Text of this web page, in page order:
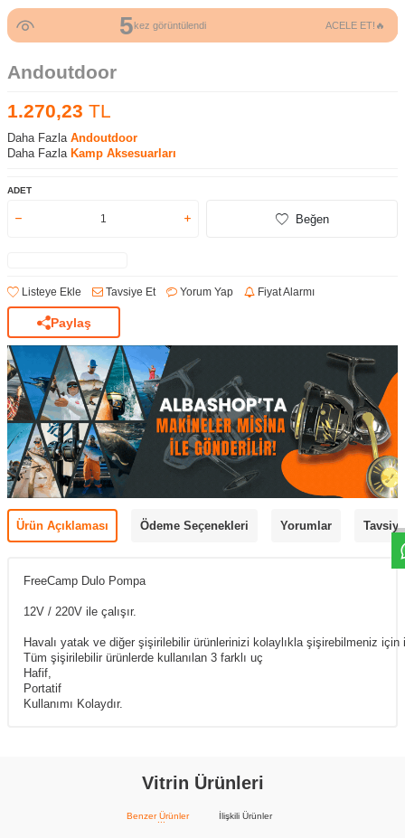
5kez görüntülendi ACELE ET!🔥
Andoutdoor
1.270,23 TL
Daha Fazla Andoutdoor
Daha Fazla Kamp Aksesuarları
ADET
Beğen
Listeye Ekle Tavsiye Et Yorum Yap Fiyat Alarmı
Paylaş
Ürün Açıklaması Ödeme Seçenekleri Yorumlar
FreeCamp Dulo Pompa
12V / 220V ile çalışır.
Havalı yatak ve diğer şişirilebilir ürünlerinizi kolaylıkla şişirebilmeniz için
Tüm şişirilebilir ürünlerde kullanılan 3 farklı uç
Hafif,
Portatif
Kullanımı Kolaydır.
Vitrin Ürünleri
Benzer Ürünler İlişkili Ürünler